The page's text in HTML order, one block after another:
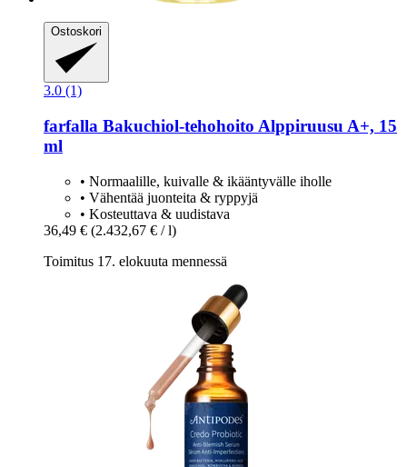
Ostoskori
3.0 (1)
farfalla Bakuchiol-​tehohoito Alppiruusu A+, 15
ml
• Normaalille, kuivalle & ikääntyvälle iholle
• Vähentää juonteita & ryppyjä
• Kosteuttava & uudistava
36,49 € (2.432,67 € / l)
Toimitus 17. elokuuta mennessä